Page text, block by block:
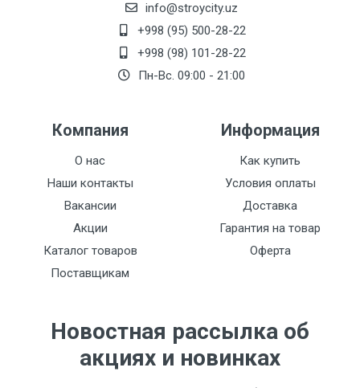
Maksimal harorat
Maksimal ish bosimi
10 bar
Suv hajmi
7.14 L
info@stroycity.uz
+998 (95) 500-28-22
+998 (98) 101-28-22
Пн-Вс. 09:00 - 21:00
Компания
О нас
Наши контакты
Вакансии
Акции
Каталог товаров
Поставщикам
Информация
Как купить
Условия оплаты
Доставка
Гарантия на товар
Оферта
Новостная рассылка об
акциях и новинках